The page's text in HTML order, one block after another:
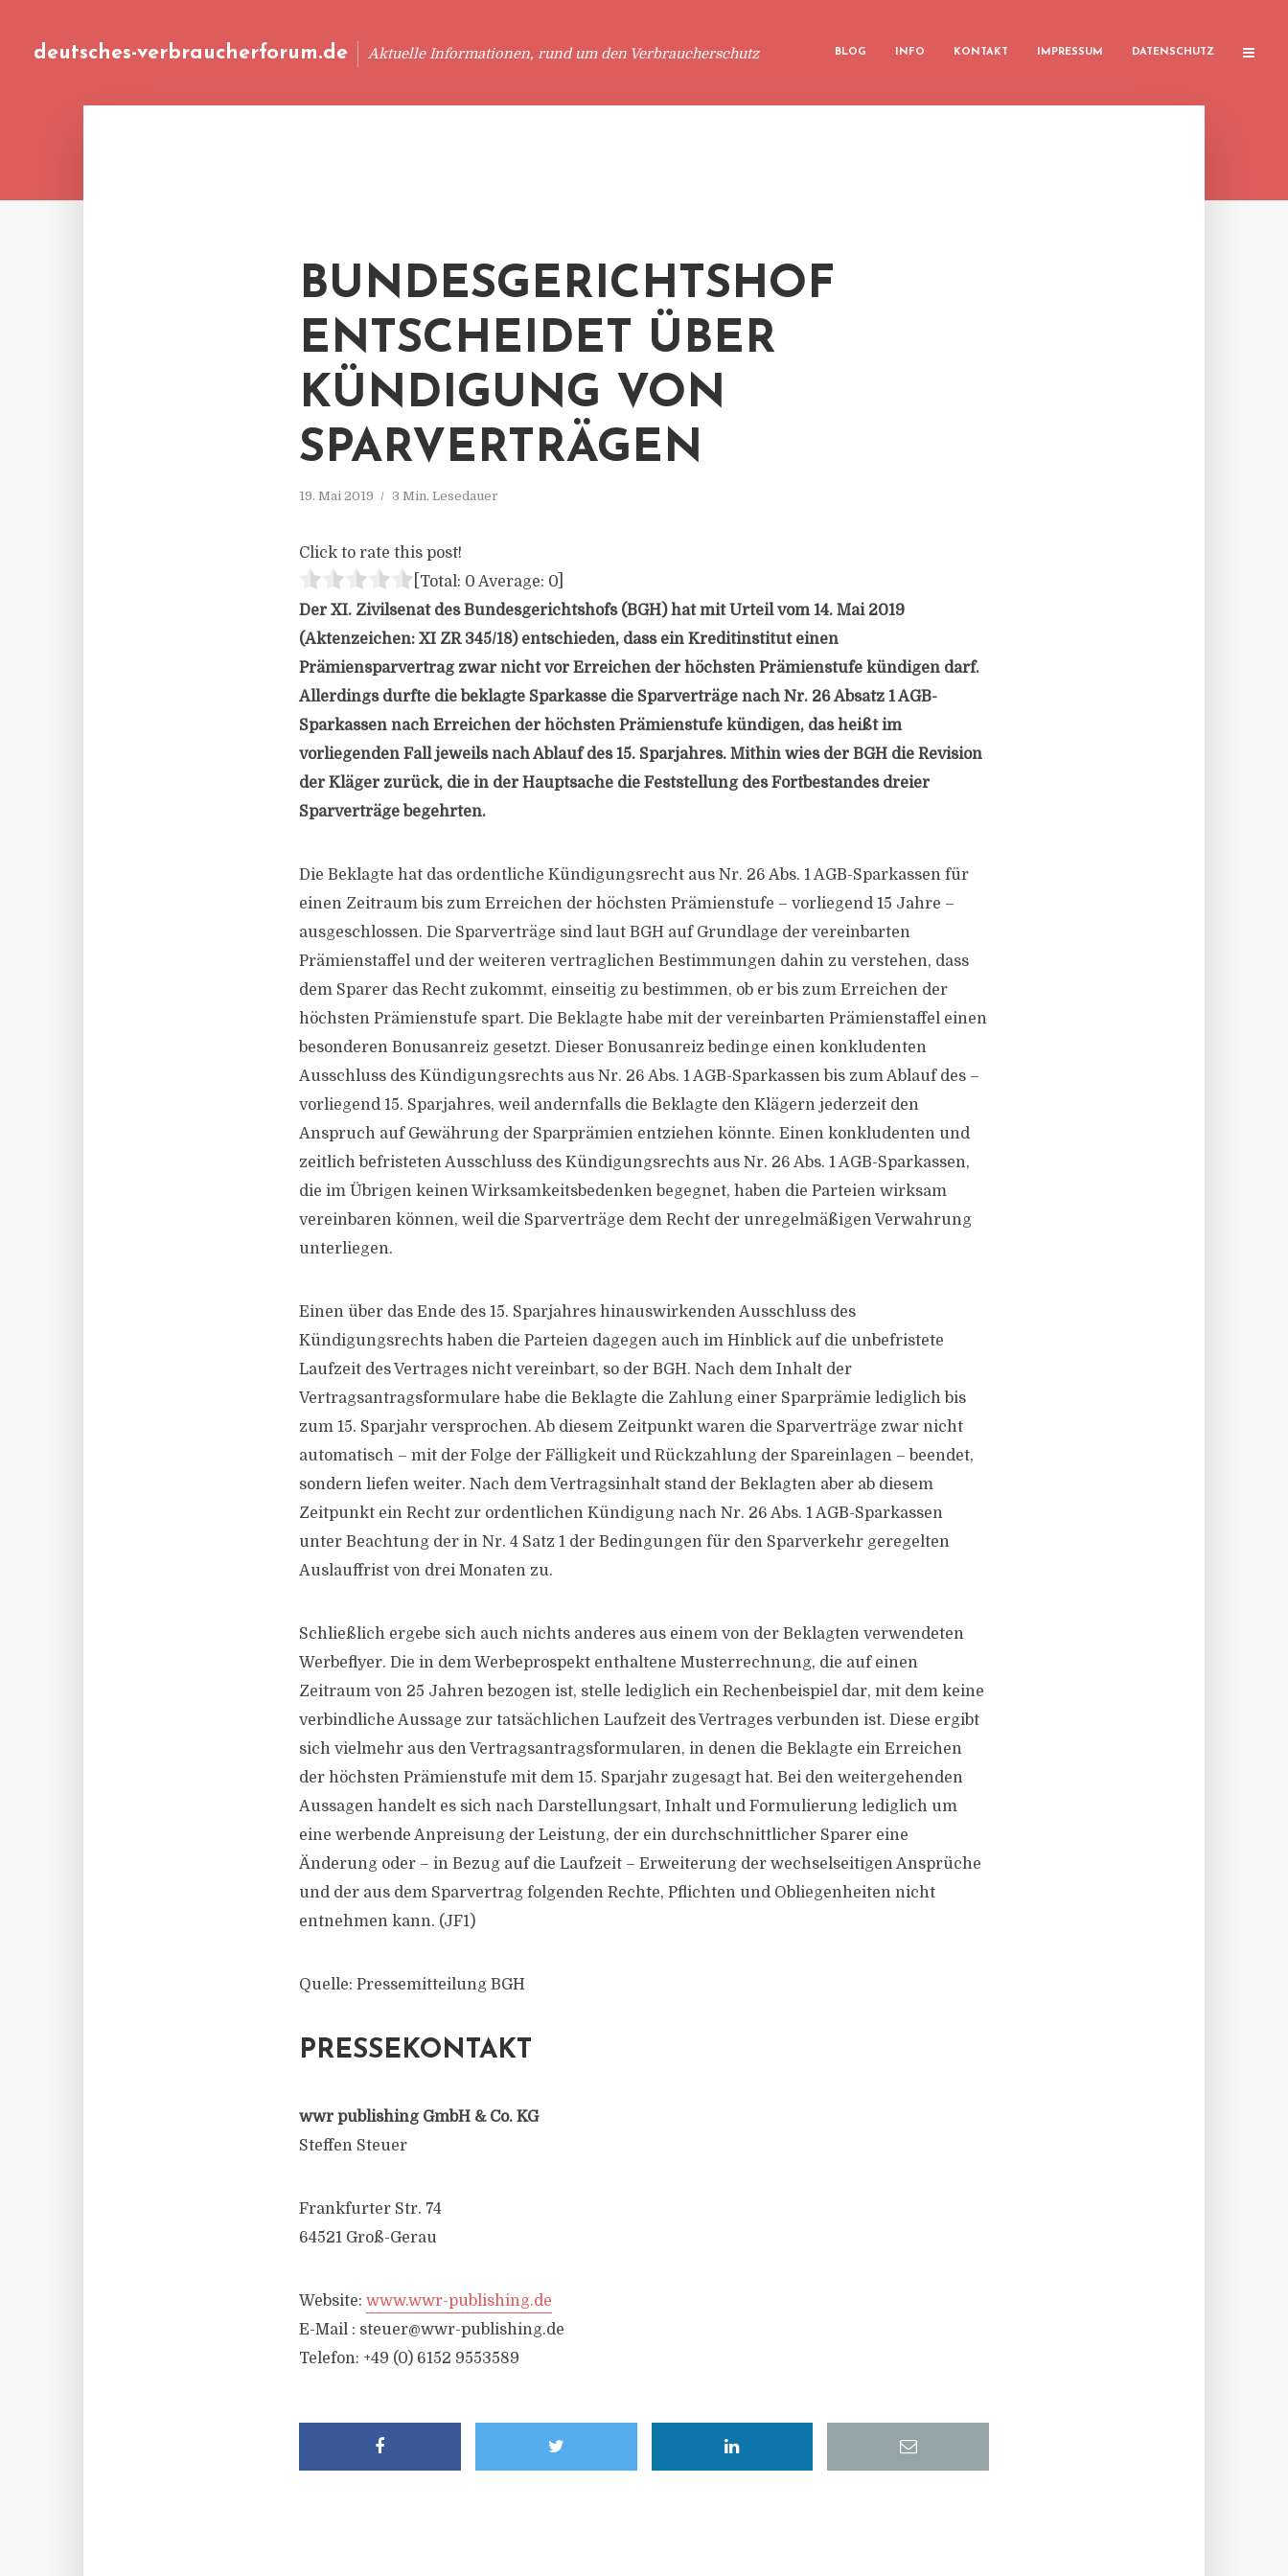
deutsches-verbraucherforum.de Aktuelle Informationen, rund um den Verbraucherschutz BLOG INFO KONTAKT IMPRESSUM DATENSCHUTZ
BUNDESGERICHTSHOF
ENTSCHEIDET ÜBER
KÜNDIGUNG VON
SPARVERTRÄGEN
19. Mai 2019 3 Min. Lesedauer
Click to rate this post!
[Total: 0 Average: 0
Der XI. Zivilsenat des Bundesgerichtshofs (BGH) hat mit Urteil vom 14. Mai 2019
(Aktenzeichen: XI ZR 345/18) entschieden, dass ein Kreditinstitut einen
Prämiensparvertrag zwar nicht vor Erreichen der höchsten Prämienstufe kündigen darf.
Allerdings durfte die beklagte Sparkasse die Sparverträge nach Nr. 26 Absatz 1 AGB-
Sparkassen nach Erreichen der höchsten Prämienstufe kündigen, das heißt im
vorliegenden Fall jeweils nach Ablauf des 15. Sparjahres. Mithin wies der BGH die Revision
der Kläger zurück, die in der Hauptsache die Feststellung des Fortbestandes dreier
Sparverträge begehrten.
Die Beklagte hat das ordentliche Kündigungsrecht aus Nr. 26 Abs. 1 AGB-Sparkassen für
einen Zeitraum bis zum Erreichen der höchsten Prämienstufe – vorliegend 15 Jahre –
ausgeschlossen. Die Sparverträge sind laut BGH auf Grundlage der vereinbarten
Prämienstaffel und der weiteren vertraglichen Bestimmungen dahin zu verstehen, dass
dem Sparer das Recht zukommt, einseitig zu bestimmen, ob er bis zum Erreichen der
höchsten Prämienstufe spart. Die Beklagte habe mit der vereinbarten Prämienstaffel einen
besonderen Bonusanreiz gesetzt. Dieser Bonusanreiz bedinge einen konkludenten
Ausschluss des Kündigungsrechts aus Nr. 26 Abs. 1 AGB-Sparkassen bis zum Ablauf des –
vorliegend 15. Sparjahres, weil andernfalls die Beklagte den Klägern jederzeit den
Anspruch auf Gewährung der Sparprämien entziehen könnte. Einen konkludenten und
zeitlich befristeten Ausschluss des Kündigungsrechts aus Nr. 26 Abs. 1 AGB-Sparkassen,
die im Übrigen keinen Wirksamkeitsbedenken begegnet, haben die Parteien wirksam
vereinbaren können, weil die Sparverträge dem Recht der unregelmäßigen Verwahrung
unterliegen.
Einen über das Ende des 15. Sparjahres hinauswirkenden Ausschluss des
Kündigungsrechts haben die Parteien dagegen auch im Hinblick auf die unbefristete
Laufzeit des Vertrages nicht vereinbart, so der BGH. Nach dem Inhalt der
Vertragsantragsformulare habe die Beklagte die Zahlung einer Sparprämie lediglich bis
zum 15. Sparjahr versprochen. Ab diesem Zeitpunkt waren die Sparverträge zwar nicht
automatisch – mit der Folge der Fälligkeit und Rückzahlung der Spareinlagen – beendet,
sondern liefen weiter. Nach dem Vertragsinhalt stand der Beklagten aber ab diesem
Zeitpunkt ein Recht zur ordentlichen Kündigung nach Nr. 26 Abs. 1 AGB-Sparkassen
unter Beachtung der in Nr. 4 Satz 1 der Bedingungen für den Sparverkehr geregelten
Auslauffrist von drei Monaten zu.
Schließlich ergebe sich auch nichts anderes aus einem von der Beklagten verwendeten
Werbeflyer. Die in dem Werbeprospekt enthaltene Musterrechnung, die auf einen
Zeitraum von 25 Jahren bezogen ist, stelle lediglich ein Rechenbeispiel dar, mit dem keine
verbindliche Aussage zur tatsächlichen Laufzeit des Vertrages verbunden ist. Diese ergibt
sich vielmehr aus den Vertragsantragsformularen, in denen die Beklagte ein Erreichen
der höchsten Prämienstufe mit dem 15. Sparjahr zugesagt hat. Bei den weitergehenden
Aussagen handelt es sich nach Darstellungsart, Inhalt und Formulierung lediglich um
eine werbende Anpreisung der Leistung, der ein durchschnittlicher Sparer eine
Änderung oder – in Bezug auf die Laufzeit – Erweiterung der wechselseitigen Ansprüche
und der aus dem Sparvertrag folgenden Rechte, Pflichten und Obliegenheiten nicht
entnehmen kann. (JF1)
Quelle: Pressemitteilung BGH
PRESSEKONTAKT
wwr publishing GmbH & Co. KG
Steffen Steuer
Frankfurter Str. 74
64521 Groß-Gerau
Website: www.wwr-publishing.de
E-Mail : steuer@wwr-publishing.de
Telefon: +49 (0) 6152 9553589